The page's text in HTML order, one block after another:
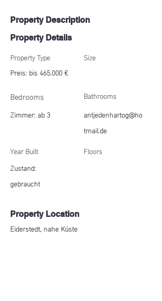
Property Description
Property Details
Property Type
Preis: bis 465.000 €
Bedrooms
Zimmer: ab 3
Year Built
Zustand:
gebraucht
Size
Bathrooms
antjedenhartog@ho
tmail.de
Floors
Property Location
Eiderstedt, nahe Küste